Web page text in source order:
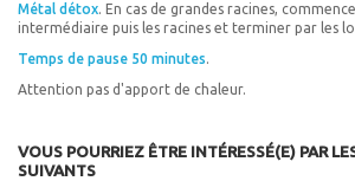
Métal détox. En cas de grandes racines,
intermédiaire puis les racines et terminer par les
Temps de pause 50 minutes.
Attention pas d'apport de chaleur.
VOUS POURRIEZ ÊTRE INTÉRESSÉ(E) PAR
SUIVANTS